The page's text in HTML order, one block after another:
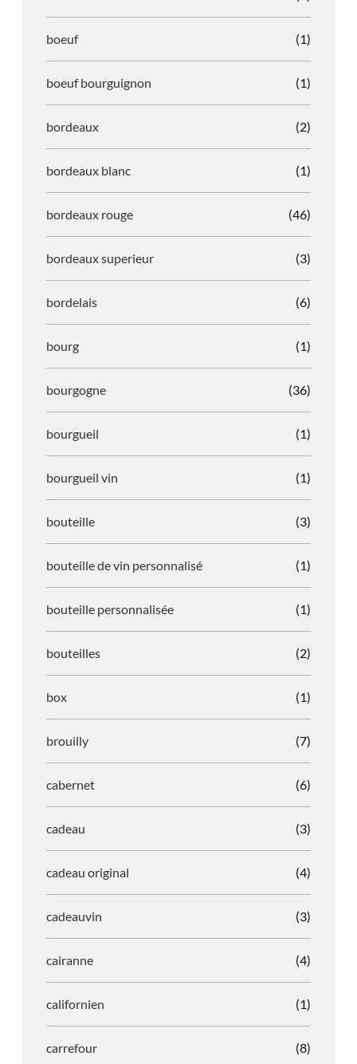
boeuf (1)
boeuf bourguignon (1)
bordeaux (2)
bordeaux blanc (1)
bordeaux rouge (46)
bordeaux superieur (3)
bordelais (6)
bourg (1)
bourgogne (36)
bourgueil (1)
bourgueil vin (1)
bouteille (3)
bouteille de vin personnalisé (1)
bouteille personnalisée (1)
bouteilles (2)
box (1)
brouilly (7)
cabernet (6)
cadeau (3)
cadeau original (4)
cadeauvin (3)
cairanne (4)
californien (1)
carrefour (8)